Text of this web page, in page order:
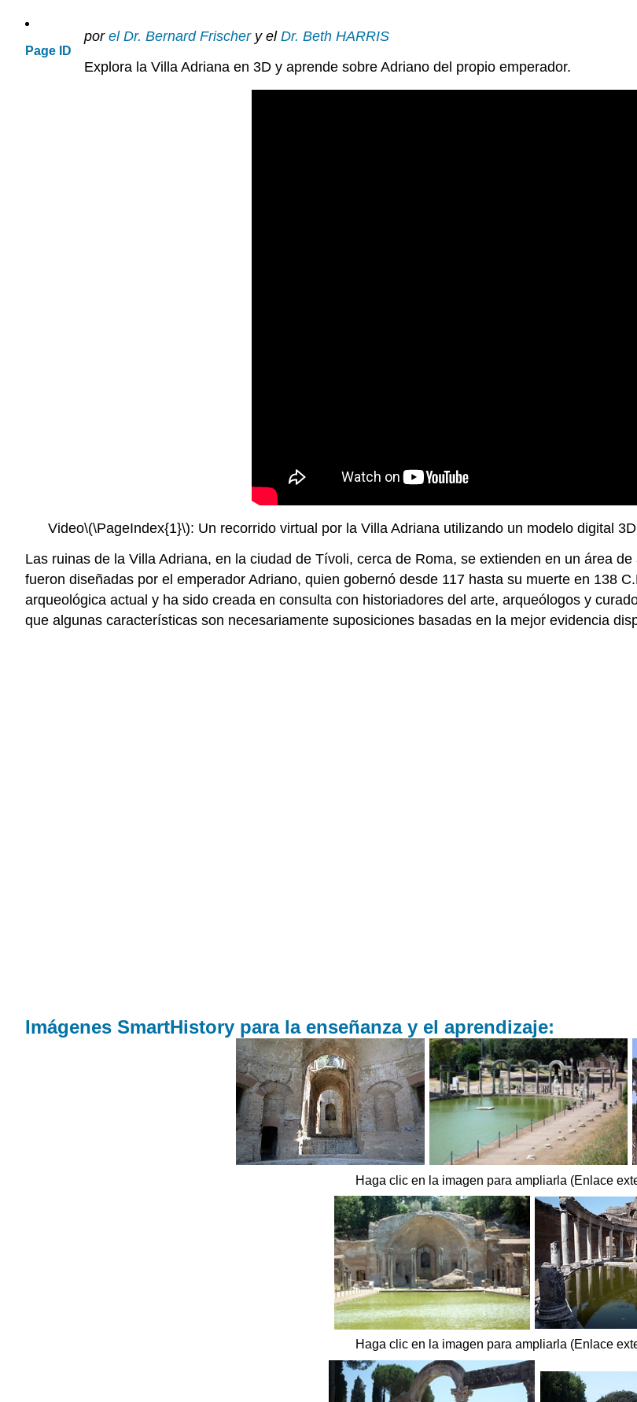
Page ID
por el Dr. Bernard Frischery el Dr. Beth HARRIS
Explora la Villa Adriana en 3D y aprende sobre Adriano del propio emperador.
Video\(\PageIndex{1}\): Un recorrido virtual por la Villa Adriana utilizando un modelo digital
Las ruinas de la Villa Adriana, en la ciudad de Tívoli, cerca de Roma, se extienden en un área
fueron diseñadas por el emperador Adriano, quien gobernó desde 117 hasta su muerte en 138
arqueológica actual y ha sido creada en consulta con historiadores del arte, arqueólogos y
que algunas características son necesariamente suposiciones basadas en la mejor evidencia
Imágenes SmartHistory para la enseñanza y el aprendizaje:
Haga clic en la imagen para ampliarla (Enlace
Haga clic en la imagen para ampliarla (Enlace